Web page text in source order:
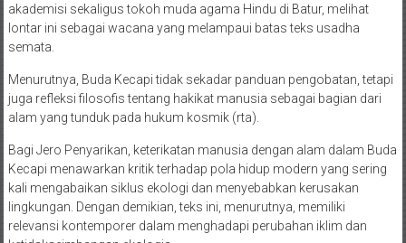
akademisi sekaligus tokoh muda agama Hindu di Batur, melihat
lontar ini sebagai wacana yang melampaui batas teks usadha
semata.
Menurutnya, Buda Kecapi tidak sekadar panduan pengobatan, tetapi
juga refleksi filosofis tentang hakikat manusia sebagai bagian dari
alam yang tunduk pada hukum kosmik (rta).
Bagi Jero Penyarikan, keterikatan manusia dengan alam dalam Buda
Kecapi menawarkan kritik terhadap pola hidup modern yang sering
kali mengabaikan siklus ekologi dan menyebabkan kerusakan
lingkungan. Dengan demikian, teks ini, menurutnya, memiliki
relevansi kontemporer dalam menghadapi perubahan iklim dan